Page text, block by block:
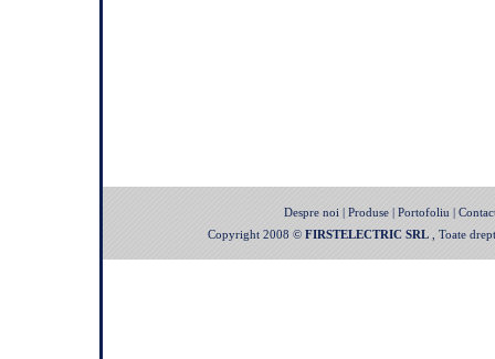
Despre noi | Produse| Portofoliu |
Copyright 2008 © FIRSTELECTRIC SRL , Toate